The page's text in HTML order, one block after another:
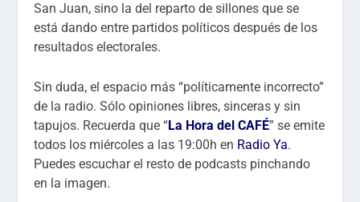
San Juan, sino la del reparto de sillones que se
está dando entre partidos políticos después de los
resultados electorales.
Sin duda, el espacio más “políticamente incorrecto”
de la radio. Sólo opiniones libres, sinceras y sin
tapujos. Recuerda que “La Hora del CAFÉ” se emite
todos los miércoles a las 19:00h en Radio Ya.
Puedes escuchar el resto de podcasts pinchando
en la imagen.